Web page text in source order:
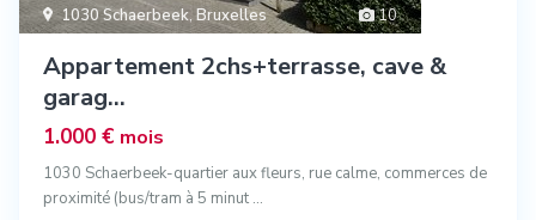
10
1030 Schaerbeek,Bruxelles
Appartement 2chs+terrasse, cave &
garag...
1.000 € mois
1030 Schaerbeek-quartier aux fleurs, rue calme, commerces de
proximité (bus/tram à 5 minut ...